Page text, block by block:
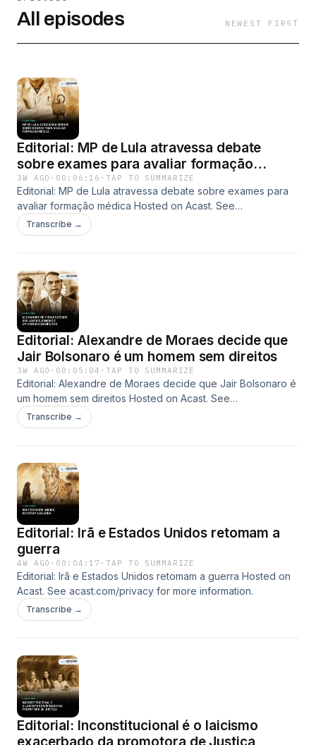
All episodes NEWEST FIRST
Editorial: MP de Lula atravessa debate
sobre exames para avaliar formação
médica
3W AGO · 00:06:16 ·TAP TO SUMMARIZE
Editorial: MP de Lula atravessa debate sobre exames para
avaliar formação médica Hosted on Acast. See
acast.com/privacy for more information.
Transcribe →
Editorial: Alexandre de Moraes decide que
Jair Bolsonaro é um homem sem direitos
3W AGO · 00:05:04 ·TAP TO SUMMARIZE
Editorial: Alexandre de Moraes decide que Jair Bolsonaro é
um homem sem direitos Hosted on Acast. See
acast.com/privacy for more information.
Transcribe →
Editorial: Irã e Estados Unidos retomam a
guerra
4W AGO · 00:04:17 ·TAP TO SUMMARIZE
Editorial: Irã e Estados Unidos retomam a guerra Hosted on
Acast. See acast.com/privacy for more information.
Transcribe →
Editorial: Inconstitucional é o laicismo